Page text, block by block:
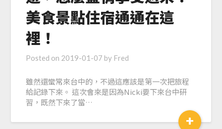
美食景點住宿通通在這
裡！
Posted on 2019-01-07 by Fred
雖然還蠻常來台中的，不過這應該是第一次把旅程
給記錄下來。 這次會來是因為Nicki要下來台中研
習，既然下來了當…
+